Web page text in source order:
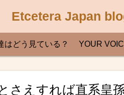
Etcetera Japan
はどう見ている？ YOUR
さえすれば直系皇